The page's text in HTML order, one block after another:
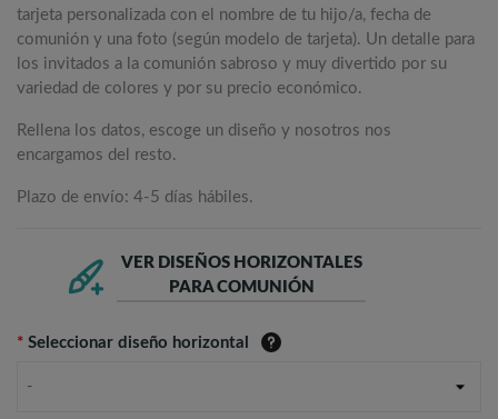
tarjeta personalizada con el nombre de tu hijo/a, fecha de
comunión y una foto (según modelo de tarjeta). Un detalle para
los invitados a la comunión sabroso y muy divertido por su
variedad de colores y por su precio económico.
Rellena los datos, escoge un diseño y nosotros nos
encargamos del resto.
Plazo de envío: 4-5 días hábiles.
VER DISEÑOS HORIZONTALES
PARA COMUNIÓN
* Seleccionar diseño horizontal
-